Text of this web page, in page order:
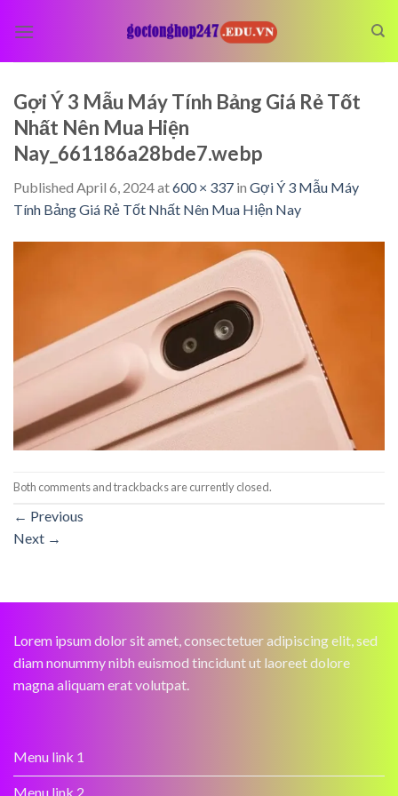
Gợi Ý 3 Mẫu Máy Tính Bảng Giá Rẻ Tốt
Nhất Nên Mua Hiện
Nay_661186a28bde7.webp
Published April 6, 2024at600 × 337 in Gợi Ý 3 Mẫu Máy
Tính Bảng Giá Rẻ Tốt Nhất Nên Mua Hiện Nay
Both comments and trackbacks are currently closed.
← Previous
Next →
Lorem ipsum dolor sit amet, consectetuer adipiscing elit, sed
diam nonummy nibh euismod tincidunt ut laoreet dolore
magna aliquam erat volutpat.
Menu link 1
Menu link 2